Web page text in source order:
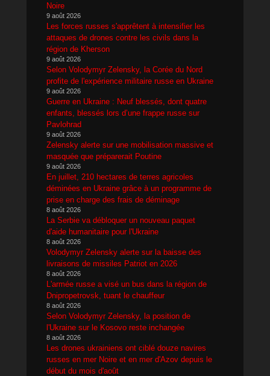
Noire
9 août 2026
Les forces russes s'apprêtent à intensifier les
attaques de drones contre les civils dans la
région de Kherson
9 août 2026
Selon Volodymyr Zelensky, la Corée du Nord
profite de l'expérience militaire russe en Ukraine
9 août 2026
Guerre en Ukraine : Neuf blessés, dont quatre
enfants, blessés lors d’une frappe russe sur
Pavlohrad
9 août 2026
Zelensky alerte sur une mobilisation massive et
masquée que préparerait Poutine
9 août 2026
En juillet, 210 hectares de terres agricoles
déminées en Ukraine grâce à un programme de
prise en charge des frais de déminage
8 août 2026
La Serbie va débloquer un nouveau paquet
d'aide humanitaire pour l'Ukraine
8 août 2026
Volodymyr Zelensky alerte sur la baisse des
livraisons de missiles Patriot en 2026
8 août 2026
L'armée russe a visé un bus dans la région de
Dnipropetrovsk, tuant le chauffeur
8 août 2026
Selon Volodymyr Zelensky, la position de
l'Ukraine sur le Kosovo reste inchangée
8 août 2026
Les drones ukrainiens ont ciblé douze navires
russes en mer Noire et en mer d'Azov depuis le
début du mois d'août